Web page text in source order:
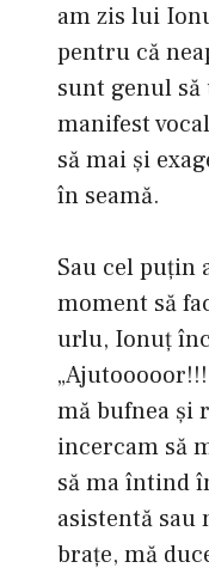
am zis lui
pentru că
sunt genul
manifest
să mai şi
în seamă.
Sau cel puţin
moment să
urlu, Ionuţ
mă bufnea şi
incercam să
să ma întind
asistentă sau
braţe, mă